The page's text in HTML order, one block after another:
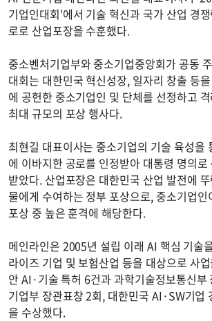
기업인대회'에서 기술 혁신과 국가 산업 경
로로 산업포장을 수훈했다.
중소벤처기업부와 중소기업중앙회가 공동
대회는 대한민국 혁신성장, 일자리 창출 등
에 공헌한 중소기업인 및 단체를 선정하고
최대 규모의 포상 행사다.
최현길 대표이사는 중소기업의 기술 육성을
에 이바지한 공로를 인정받아 대통령 명의로
받았다. 산업포장은 대한민국 산업 발전에
물에게 수여하는 정부 포상으로, 중소기업인
포상 중 높은 훈격에 해당한다.
메인라인은 2005년 설립 이래 AI 핵심 기술
라이즈 기업 및 보험산업 등을 대상으로 사
안 AI·기술 특허 6건과 과학기술정보통신부
기업부 장관표창 2회, 대한민국 AI·SW기업
을 수상했다.